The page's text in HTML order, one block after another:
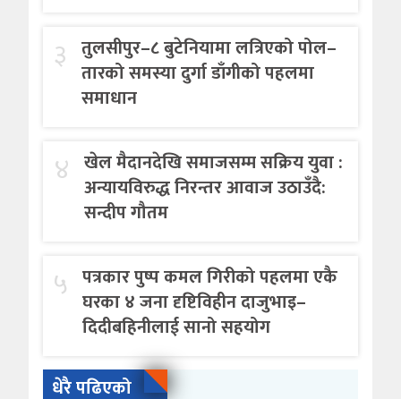
३ तुलसीपुर–८ बुटेनियामा लत्रिएको पोल–
तारको समस्या दुर्गा डाँगीको पहलमा
समाधान
४ खेल मैदानदेखि समाजसम्म सक्रिय युवा :
अन्यायविरुद्ध निरन्तर आवाज उठाउँदै:
सन्दीप गौतम
५ पत्रकार पुष्प कमल गिरीको पहलमा एकै
घरका ४ जना दृष्टिविहीन दाजुभाइ–
दिदीबहिनीलाई सानो सहयोग
धेरै पढिएको